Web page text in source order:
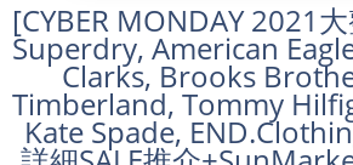
[CYBER MONDAY 2021
Superdry, American
Clarks, Brooks
Timberland, Tommy
Kate Spade,